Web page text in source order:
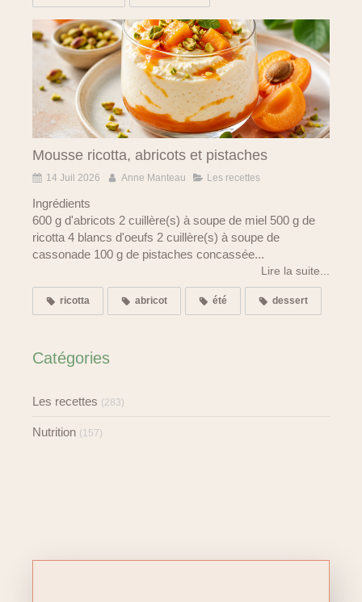
Mousse ricotta, abricots et pistaches
14 Juil 2026 Anne Manteau Les recettes
Ingrédients
600 g d'abricots 2 cuillère(s) à soupe de miel 500 g de
ricotta 4 blancs d'oeufs 2 cuillère(s) à soupe de
cassonade 100 g de pistaches concassée...
Lire la suite...
ricotta abricot été dessert
Catégories
Les recettes (283)
Nutrition (157)